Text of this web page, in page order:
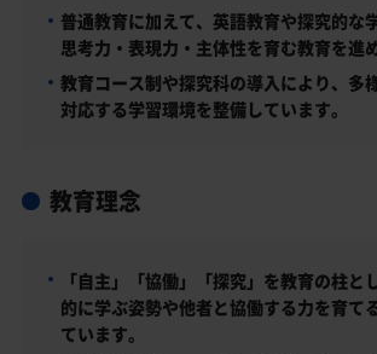
普通教育に加えて、英語教育や探究的な
思考力・表現力・主体性を育む教育を進
教育コース制や探究科の導入により、多
対応する学習環境を整備しています。
教育理念
「自主」「協働」「探究」を教育の柱と
的に学ぶ姿勢や他者と協働する力を育て
ています。